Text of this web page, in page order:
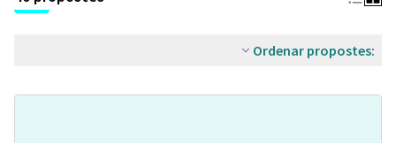
Ordenar propostes: